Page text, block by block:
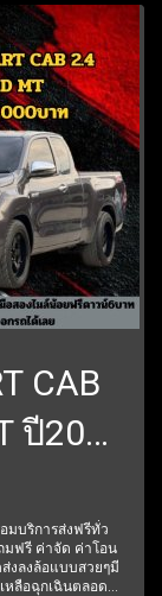
CAB
ปี2020
มบริการส่งฟรีทั่ว
มฟรี ค่าจัด ค่าโอน
งลงล้อแบบสวยๆมี
หลือฉุกเฉินตลอด